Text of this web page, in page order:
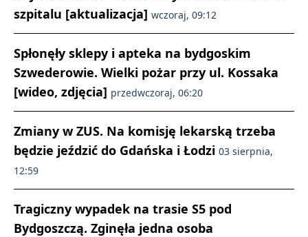
szpitalu [aktualizacja] wczoraj, 09:12
Spłonęły sklepy i apteka na bydgoskim
Szwederowie. Wielki pożar przy ul. Kossaka
[wideo, zdjęcia] przedwczoraj, 06:20
Zmiany w ZUS. Na komisję lekarską trzeba
będzie jeździć do Gdańska i Łodzi 03 sierpnia,
12:59
Tragiczny wypadek na trasie S5 pod
Bydgoszczą. Zginęła jedna osoba